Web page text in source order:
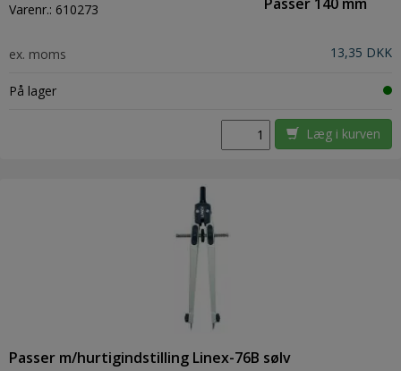
Varenr.: 610273
ex. moms 13,35 DKK
På lager
Læg i kurven
Passer m/hurtigindstilling Linex-76B sølv